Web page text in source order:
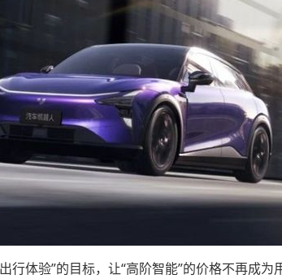
体验”的目标，让“高阶智能”的价格不再成为